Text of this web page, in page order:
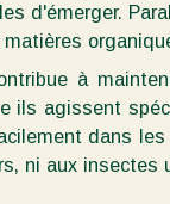
d'émerger.
à
ils agissent
dans
ni aux insectes